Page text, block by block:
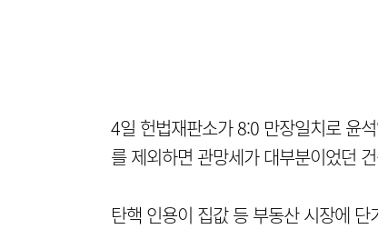
4일 헌법재판소가 8:0 만장일치로 윤
를 제외하면 관망세가 대부분이었던
탄핵 인용이 집값 등 부동산 시장에